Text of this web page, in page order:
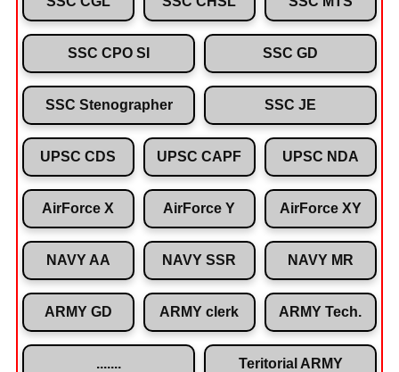
SSC CPO SI SSC GD
SSC Stenographer SSC JE
UPSC CDS UPSC CAPF UPSC NDA
AirForce X AirForce Y AirForce XY
NAVY AA NAVY SSR NAVY MR
ARMY GD ARMY clerk ARMY Tech.
Teritorial ARMY